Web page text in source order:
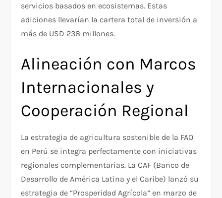
servicios basados en ecosistemas. Estas
adiciones llevarían la cartera total de inversión a
más de USD 238 millones.
Alineación con Marcos
Internacionales y
Cooperación Regional
La estrategia de agricultura sostenible de la FAO
en Perú se integra perfectamente con iniciativas
regionales complementarias. La CAF (Banco de
Desarrollo de América Latina y el Caribe) lanzó su
estrategia de “Prosperidad Agrícola” en marzo de